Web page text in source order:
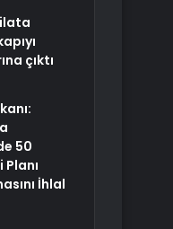
çıktı
50
İhlal